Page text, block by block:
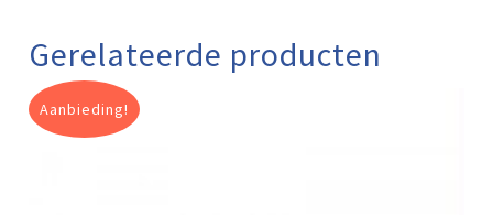
Gerelateerde producten
Aanbieding!